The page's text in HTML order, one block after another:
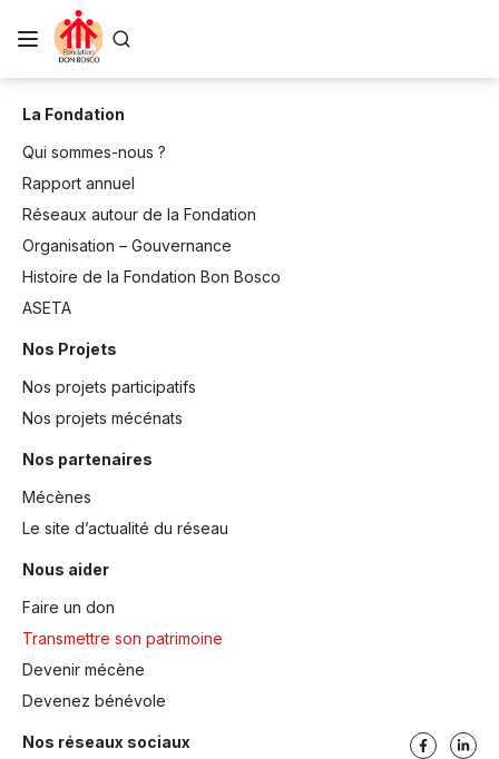
La Fondation
Qui sommes-nous ?
Rapport annuel
Réseaux autour de la Fondation
Organisation – Gouvernance
Histoire de la Fondation Bon Bosco
ASETA
Nos Projets
Nos projets participatifs
Nos projets mécénats
Nos partenaires
Mécènes
Le site d’actualité du réseau
Nous aider
Faire un don
Transmettre son patrimoine
Devenir mécène
Devenez bénévole
Nos réseaux sociaux